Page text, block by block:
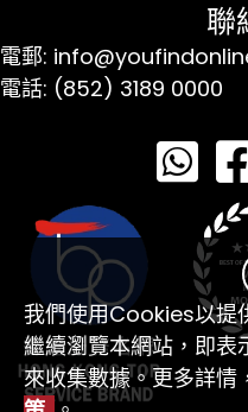
聯
電郵:
電話: (852) 3189 0000
我們使用Cookies以提
繼續瀏覽本網站，即
來收集數據。更多詳